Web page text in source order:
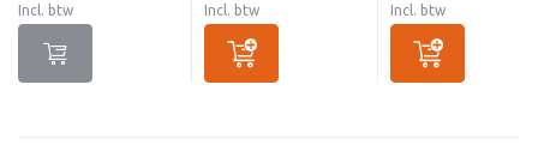
Incl. btw Incl. btw Incl. btw